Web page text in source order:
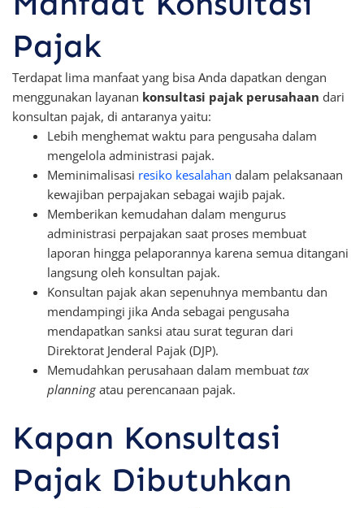
Pajak
Terdapat lima manfaat yang bisa Anda dapatkan dengan
menggunakan layanan konsultasi pajak perusahaan dari
konsultan pajak, di antaranya yaitu:
Lebih menghemat waktu para pengusaha dalam
mengelola administrasi pajak.
Meminimalisasi resiko kesalahan dalam pelaksanaan
kewajiban perpajakan sebagai wajib pajak.
Memberikan kemudahan dalam mengurus
administrasi perpajakan saat proses membuat
laporan hingga pelaporannya karena semua ditangani
langsung oleh konsultan pajak.
Konsultan pajak akan sepenuhnya membantu dan
mendampingi jika Anda sebagai pengusaha
mendapatkan sanksi atau surat teguran dari
Direktorat Jenderal Pajak (DJP).
Memudahkan perusahaan dalam membuattax
planningatau perencanaan pajak.
Kapan Konsultasi
Pajak Dibutuhkan